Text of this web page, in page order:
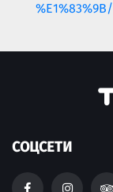
%E1%83%9B/
СОЦСЕТИ